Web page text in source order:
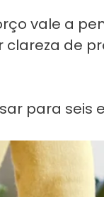
vale a
clareza de
para seis